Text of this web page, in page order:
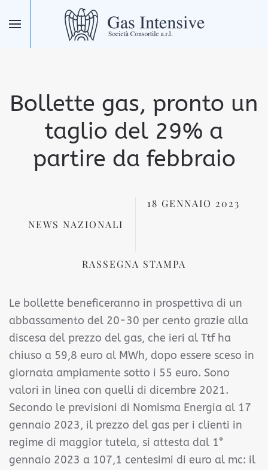
Skip to main content
Bollette gas, pronto un
taglio del 29% a
partire da febbraio
NEWS NAZIONALI
18 GENNAIO 2023
RASSEGNA STAMPA
Le bollette beneficeranno in prospettiva di un
abbassamento del 20-30 per cento grazie alla
discesa del prezzo del gas, che ieri al Ttf ha
chiuso a 59,8 euro al MWh, dopo essere sceso in
giornata ampiamente sotto i 55 euro. Sono
valori in linea con quelli di dicembre 2021.
Secondo le previsioni di Nomisma Energia al 17
gennaio 2023, il prezzo del gas per i clienti in
regime di maggior tutela, si attesta dal 1°
gennaio 2023 a 107,1 centesimi di euro al mc: il